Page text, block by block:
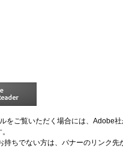
をご覧いただく場合には、Adobe
ちでない方は、バナーのリンク先